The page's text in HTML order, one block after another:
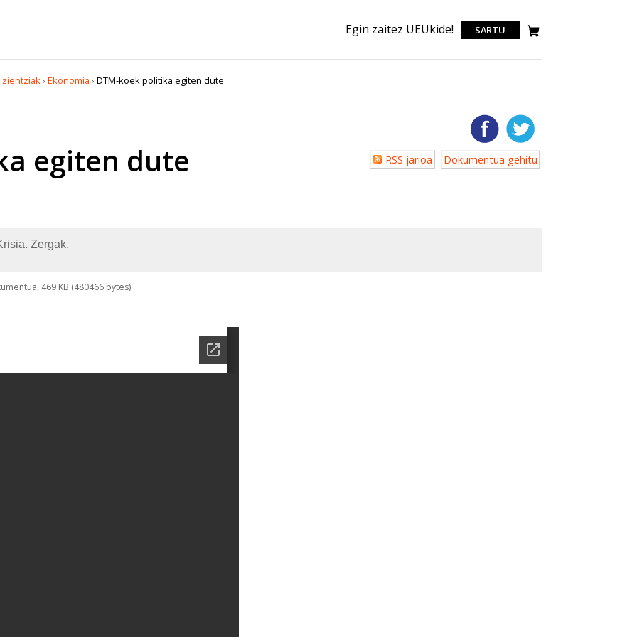
Egin zaitez UEUkide! SARTU
› Ekonomia › DTM-koek politika egiten dute
Erabiltzailearen
akzioak
RSS jarioa Dokumentua gehitu
egiten dute
Zergak.
469 KB (480466 bytes)